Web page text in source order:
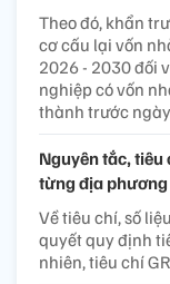
Theo đó, khẩn
cơ cấu lại vốn
2026 - 2030 đối
nghiệp có vốn
thành trước
Nguyên tắc,
từng địa phương
Về tiêu chí, số
quyết quy định
nhiên, tiêu chí